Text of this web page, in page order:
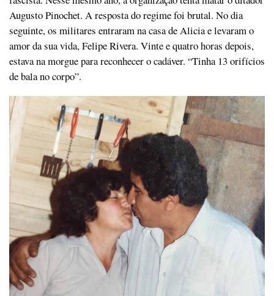
Augusto Pinochet. A resposta do regime foi brutal. No dia
seguinte, os militares entraram na casa de Alicia e levaram o
amor da sua vida, Felipe Rivera. Vinte e quatro horas depois,
estava na morgue para reconhecer o cadáver. “Tinha 13 orifícios
de bala no corpo”.